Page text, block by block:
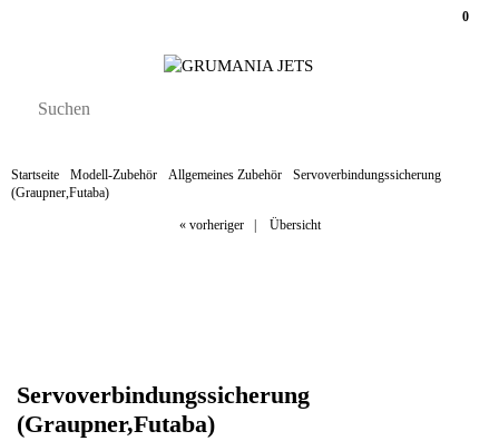
0
Startseite Modell-Zubehör Allgemeines Zubehör
Servoverbindungssicherung
(Graupner,Futaba)
« vorheriger| Übersicht
Servoverbindungssicherung
(Graupner,Futaba)